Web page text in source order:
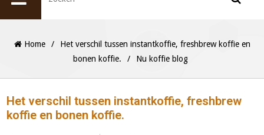
Home /
Het verschil tussen instantkoffie, freshbrew koffie en
bonen koffie.
/ Nu koffie blog
Het verschil tussen instantkoffie, freshbrew
koffie en bonen koffie.